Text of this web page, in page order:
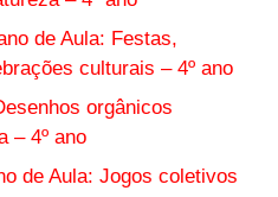
de Aula: Festas,
culturais – 4º ano
orgânicos
– 4º ano
de Aula: Jogos coletivos